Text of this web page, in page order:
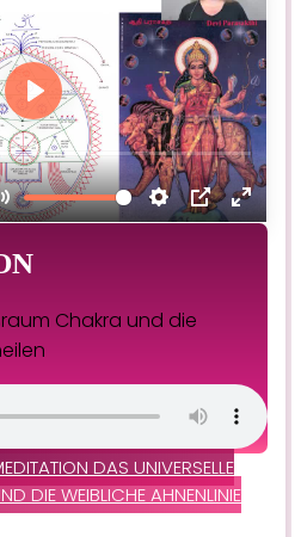
Chakra und die
DAS UNIVERSELLE
DIE WEIBLICHE AHNENLINIE H